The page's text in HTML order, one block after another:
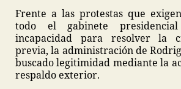
Frente a las protestas que
todo el gabinete
incapacidad para resolver la
previa, la administración de
buscado legitimidad mediante la
respaldo exterior.